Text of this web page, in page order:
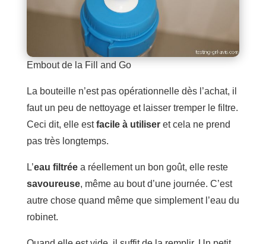
Embout de la Fill and Go
La bouteille n’est pas opérationnelle dès l’achat, il
faut un peu de nettoyage et laisser tremper le filtre.
Ceci dit, elle estfacile à utiliseret cela ne prend
pas très longtemps.
L’eau filtréea réellement un bon goût, elle reste
savoureuse, même au bout d’une journée. C’est
autre chose quand même que simplement l’eau du
robinet.